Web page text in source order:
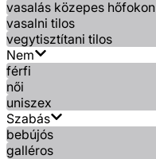
vasalás közepes hőfokon
vasalni tilos
vegytisztítani tilos
Nem
férfi
női
uniszex
Szabás
bebújós
galléros